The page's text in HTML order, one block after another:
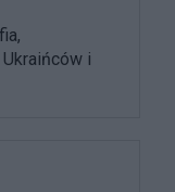
i